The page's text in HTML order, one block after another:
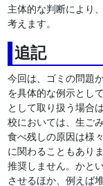
主体的な判断により
考えます。
追記
今回は、ゴミの問題
を具体的な例示とし
として取り扱う場合
校においては、生ご
食べ残しの原因は様
に関わることもあり
推奨しません。かと
させるほか、例えば